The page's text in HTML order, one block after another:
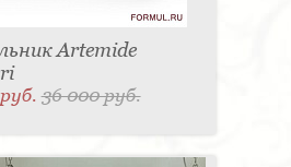
Artemide
36 000 руб.